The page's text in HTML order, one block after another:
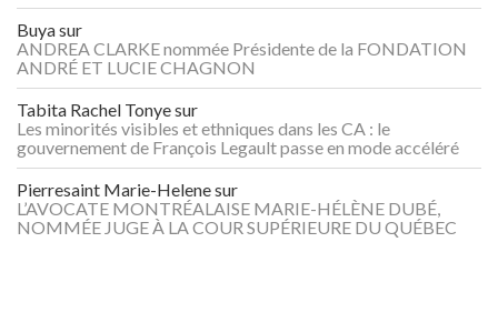
Buyasur
ANDREA CLARKE nommée Présidente de la FONDATION
ANDRÉ ET LUCIE CHAGNON
Tabita Rachel Tonyesur
Les minorités visibles et ethniques dans les CA : le
gouvernement de François Legault passe en mode accéléré
Pierresaint Marie-Helenesur
L’AVOCATE MONTRÉALAISE MARIE-HÉLÈNE DUBÉ,
NOMMÉE JUGE À LA COUR SUPÉRIEURE DU QUÉBEC